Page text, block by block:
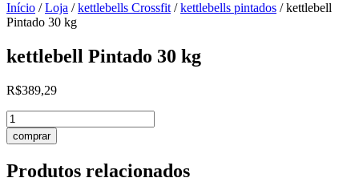
Início /Loja /kettlebells Crossfit /kettlebells pintados / kettlebell
Pintado 30 kg
kettlebell Pintado 30 kg
R$389,29
kettlebell
Pintado
30
quantidade
comprar
Produtos relacionados